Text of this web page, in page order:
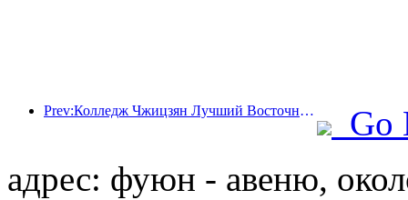
Prev:Колледж Чжицзян Лучший Восточный и Чжэцзянский технологический университет успешно провел совместный образовательный форум «Интеллектуальная интеграция · общее будущее»
Go
адрес: фуюн - авеню,